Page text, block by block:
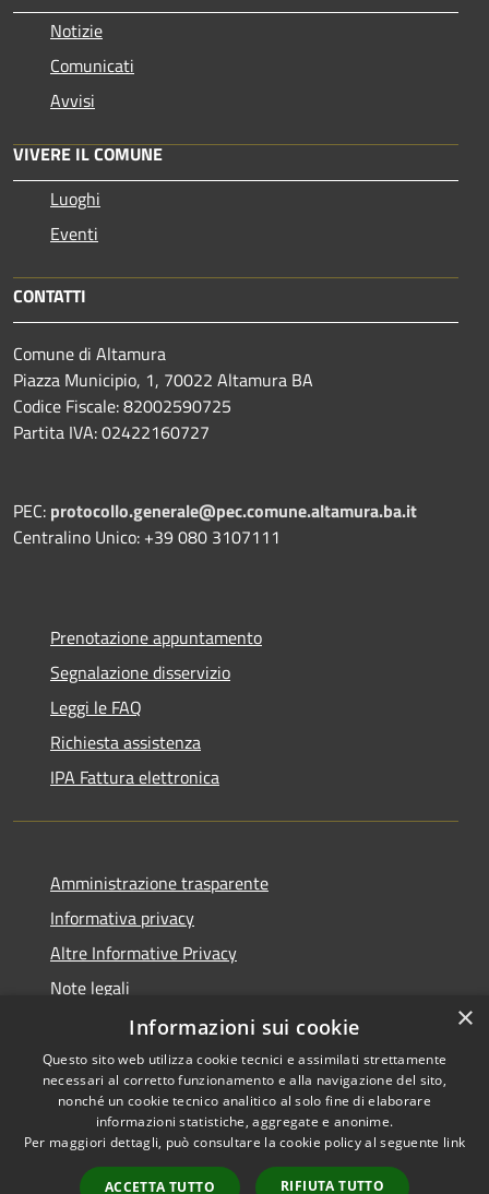
Notizie
Comunicati
Avvisi
VIVERE IL COMUNE
Luoghi
Eventi
CONTATTI
Comune di Altamura
Piazza Municipio, 1, 70022 Altamura BA
Codice Fiscale: 82002590725
Partita IVA: 02422160727
PEC: protocollo.generale@pec.comune.altamura.ba.it
Centralino Unico: +39 080 3107111
Prenotazione appuntamento
Segnalazione disservizio
Leggi le FAQ
Richiesta assistenza
IPA Fattura elettronica
Amministrazione trasparente
Informativa privacy
Altre Informative Privacy
Note legali
Dichiarazione di accessibilità
RSS
Accessibilità
Copyright © 2026 • Comune di
Municipium• Accesso
×
Informazioni sui cookie
Questo sito web utilizza cookie tecnici e assimilati strettamente
necessari al corretto funzionamento e alla navigazione del sito,
nonché un cookie tecnico analitico al solo fine di elaborare
informazioni statistiche, aggregate e anonime.
Per maggiori dettagli, può consultare la cookie policy al seguente link
ACCETTA TUTTO RIFIUTA TUTTO